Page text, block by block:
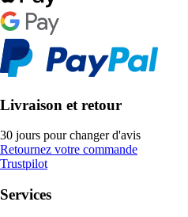
Livraison et retour
30 jours pour changer d'avis
Retournez votre commande
Trustpilot
Services